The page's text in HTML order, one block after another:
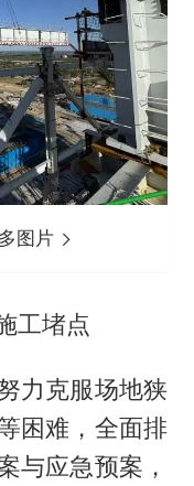
图片
工堵点
力克服场地狭
困难，全面排
与应急预案，